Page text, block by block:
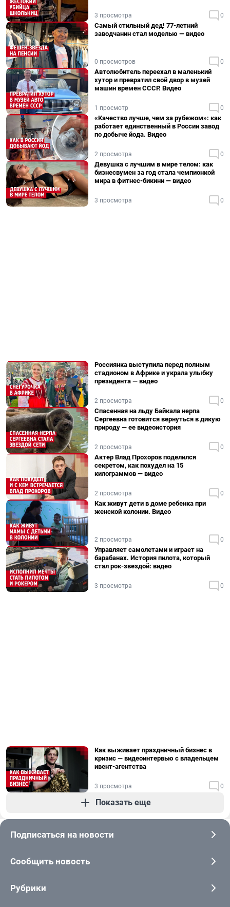
3 просмотра 0
Самый стильный дед! 77-летний
заводчанин стал моделью — видео
0 просмотров 0
Автолюбитель переехал в маленький
хутор и превратил свой двор в музей
машин времен СССР. Видео
1 просмотр 0
«Качество лучше, чем за рубежом»: как
работает единственный в России завод
по добыче йода. Видео
2 просмотра 0
Девушка с лучшим в мире телом: как
бизнесвумен за год стала чемпионкой
мира в фитнес-бикини — видео
3 просмотра 0
Россиянка выступила перед полным
стадионом в Африке и украла улыбку
президента — видео
2 просмотра 0
Спасенная на льду Байкала нерпа
Сергеевна готовится вернуться в дикую
природу — ее видеоистория
2 просмотра 0
Актер Влад Прохоров поделился
секретом, как похудел на 15
килограммов — видео
2 просмотра 0
Как живут дети в доме ребенка при
женской колонии. Видео
2 просмотра 0
Управляет самолетами и играет на
барабанах. История пилота, который
стал рок-звездой: видео
3 просмотра 0
Как выживает праздничный бизнес в
кризис — видеоинтервью с владельцем
ивент-агентства
3 просмотра 0
Показать еще
Подписаться на новости
Сообщить новость
Рубрики